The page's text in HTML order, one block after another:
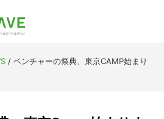
/ ベンチャーの祭典、東京CAMP始まり